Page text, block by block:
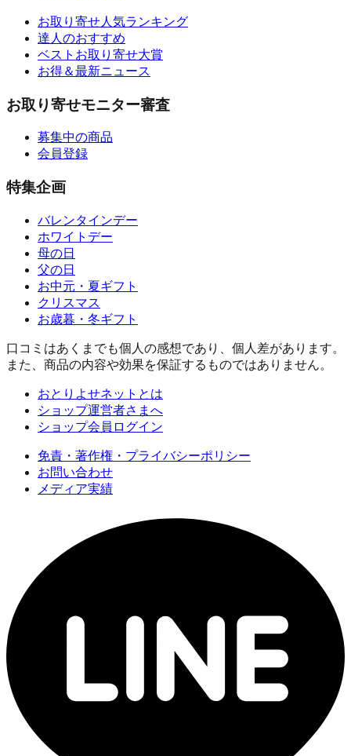
お取り寄せ人気ランキング
達人のおすすめ
ベストお取り寄せ大賞
お得＆最新ニュース
お取り寄せモニター審査
募集中の商品
会員登録
特集企画
バレンタインデー
ホワイトデー
母の日
父の日
お中元・夏ギフト
クリスマス
お歳暮・冬ギフト
口コミはあくまでも個人の感想であり、個人差があります。
また、商品の内容や効果を保証するものではありません。
おとりよせネットとは
ショップ運営者さまへ
ショップ会員ログイン
免責・著作権・プライバシーポリシー
お問い合わせ
メディア実績